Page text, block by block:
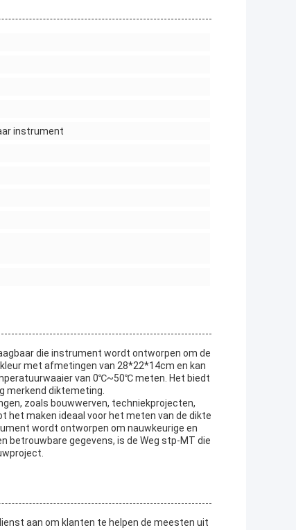
instrument
die instrument wordt ontworpen om de
met afmetingen van 28*22*14cm en kan
van 0℃~50℃ meten. Het biedt
merkend diktemeting.
zoals bouwwerven, techniekprojecten,
het maken ideaal voor het meten van de dikte
wordt ontworpen om nauwkeurige en
betrouwbare gegevens, is de Weg stp-MT die
aan om klanten te helpen de meesten uit